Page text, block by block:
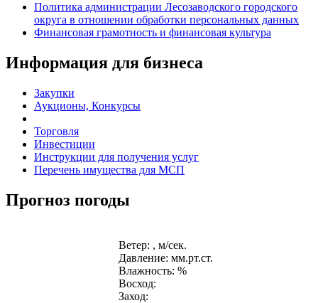
Политика администрации Лесозаводского городского
округа в отношении обработки персональных данных
Финансовая грамотность и финансовая культура
Информация для бизнеса
Закупки
Аукционы, Конкурсы
Торговля
Инвестиции
Инструкции для получения услуг
Перечень имущества для МСП
Прогноз погоды
Ветер: , м/сек.
Давление: мм.рт.ст.
Влажность: %
Восход:
Заход: